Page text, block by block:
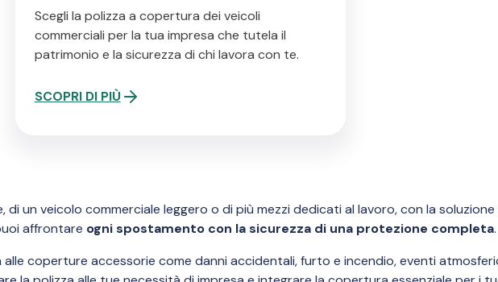
Scegli la polizza a copertura dei veicoli
commerciali per la tua impresa che tutela il
patrimonio e la sicurezza di chi lavora con te.
SCOPRI DI PIÙ
di un veicolo commerciale leggero o di più mezzi dedicati al lavoro, con la soluzione
affrontare ogni spostamento con la sicurezza di una protezione completa.
coperture accessorie come danni accidentali, furto e incendio, eventi